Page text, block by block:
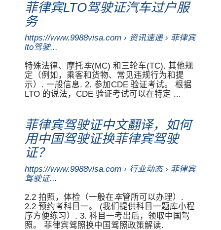
菲律宾LTO驾驶证汽车过户服
务
https://www.9988visa.com › 资讯速递 › 菲律宾
lto驾驶...
特殊法律、摩托车(MC) 和三轮车(TC). 其他规
定（例如，乘客和货物、常见违规行为和提
示）. 一般信息. 2. 参加CDE 验证考试。 根据
LTO 的说法，CDE 验证考试可以在特定 ...
菲律宾驾驶证中文翻译，如何
用中国驾驶证换菲律宾驾驶
证？
https://www.9988visa.com › 行业动态 › 菲律宾
驾驶证...
2.2 拍照，体检（一般在车管所可以办理）.
2.2 预约考科目一。 (我们提供科目一题库小程
序方便练习）. 3. 科目一考出后，领取中国驾
照。 菲律宾驾照换中国驾照政策解读.